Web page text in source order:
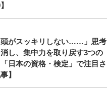
頭がスッキリしない……」思考
し、集中力を取り戻す3つの
日本の資格・検定」で注目さ
】